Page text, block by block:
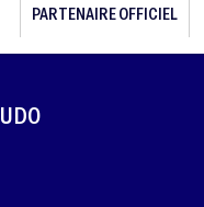
PARTENAIRE OFFICIEL